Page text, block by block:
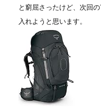
と窮屈さったけど、次回
入れようと思います。